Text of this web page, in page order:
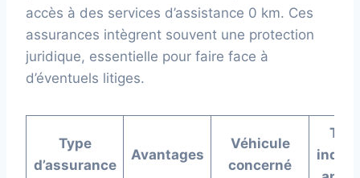
accès à des services d’assistance 0 km. Ces
assurances intègrent souvent une protection
juridique, essentielle pour faire face à
d’éventuels litiges.
Type
d’assurance
Avantages
Véhicule
concerné